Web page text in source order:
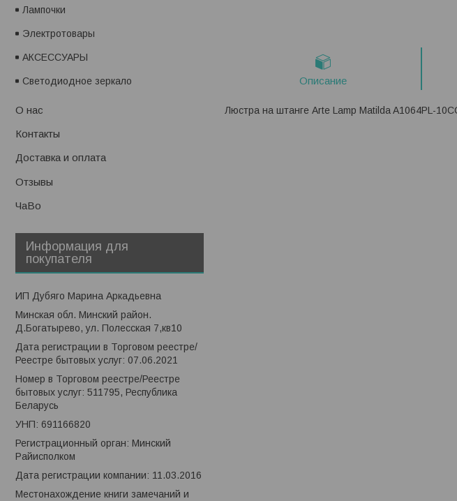
Описание
Люстра на штанге Arte Lamp Matilda A1064PL-
Лампочки
Электротовары
АКСЕССУАРЫ
Светодиодное зеркало
О нас
Контакты
Доставка и оплата
Отзывы
ЧаВо
Информация для
покупателя
ИП Дубяго Марина Аркадьевна
Минская обл. Минский район.
Д.Богатырево, ул. Полесская 7,кв10
Дата регистрации в Торговом реестре/
Реестре бытовых услуг: 07.06.2021
Номер в Торговом реестре/Реестре
бытовых услуг: 511795, Республика
Беларусь
УНП: 691166820
Регистрационный орган: Минский
Райисполком
Дата регистрации компании: 11.03.2016
Местонахождение книги замечаний и